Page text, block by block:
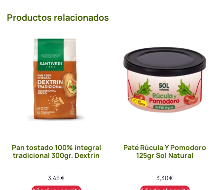
Productos relacionados
Pan tostado 100% integral
tradicional 300gr. Dextrin
3,45€
Paté Rúcula Y Pomodoro
125gr Sol Natural
3,30€